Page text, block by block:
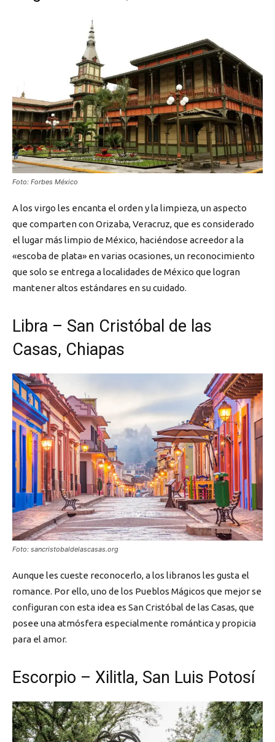
Foto: Forbes México
A los virgo les encanta el orden y la limpieza, un aspecto
que comparten con Orizaba, Veracruz, que es considerado
el lugar más limpio de México, haciéndose acreedor a la
«escoba de plata» en varias ocasiones, un reconocimiento
que solo se entrega a localidades de México que logran
mantener altos estándares en su cuidado.
Libra – San Cristóbal de las
Casas, Chiapas
Foto: sancristobaldelascasas.org
Aunque les cueste reconocerlo, a los libranos les gusta el
romance. Por ello, uno de los Pueblos Mágicos que mejor se
configuran con esta idea es San Cristóbal de las Casas, que
posee una atmósfera especialmente romántica y propicia
para el amor.
Escorpio – Xilitla, San Luis Potosí